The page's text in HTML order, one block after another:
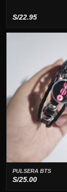
S/22.95
PULSERA BTS
S/25.00